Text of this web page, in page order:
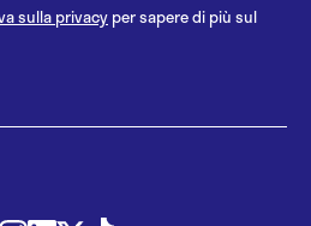
sulla privacyper sapere di più sul